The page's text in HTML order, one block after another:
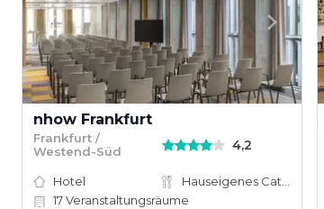
nhow Frankfurt
Frankfurt /
Westend-Süd
4,2
Hotel
17Veranstaltungsräume